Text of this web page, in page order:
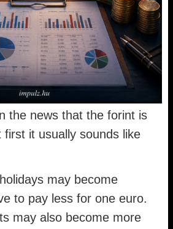
the news that the forint is
it usually sounds like
may become
to pay less for one euro.
may also become more